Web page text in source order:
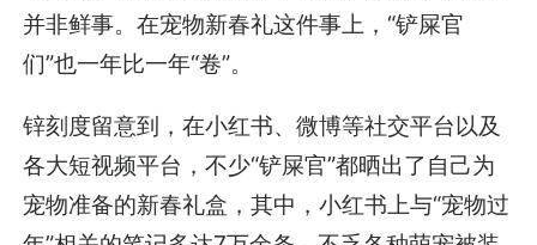
并非鲜事。在宠物新春礼这件事上，“铲屎官
们”也一年比一年“卷”。
锌刻度留意到，在小红书、微博等社交平台以及
各大短视频平台，不少“铲屎官”都晒出了自己为
宠物准备的新春礼盒，其中，小红书上与“宠物过